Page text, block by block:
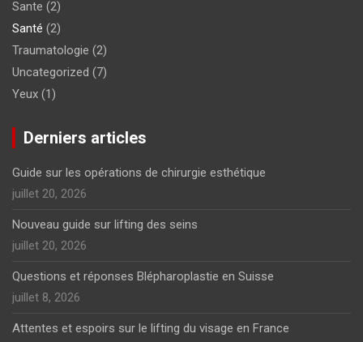
Sante (2)
Santé (2)
Traumatologie (2)
Uncategorized (7)
Yeux (1)
Derniers articles
Guide sur les opérations de chirurgie esthétique
juillet 20, 2026
Nouveau guide sur lifting des seins
juillet 20, 2026
Questions et réponses Blépharoplastie en Suisse
juillet 8, 2026
Attentes et espoirs sur le lifting du visage en France